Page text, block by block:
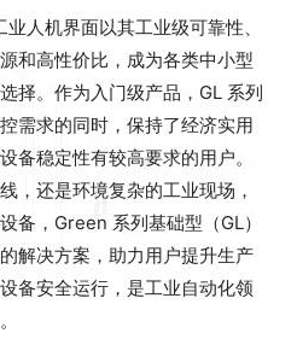
人机界面以其工业级可靠性、
和高性价比，成为各类中小型
择。作为入门级产品，GL 系列
需求的同时，保持了经济实用
备稳定性有较高要求的用户。
，还是环境复杂的工业现场，
备，Green 系列基础型（GL）
解决方案，助力用户提升生产
备安全运行，是工业自动化领